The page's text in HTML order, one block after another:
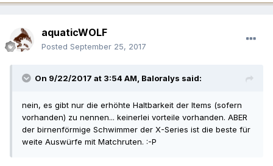
aquaticWOLF
Posted September 25, 2017
On 9/22/2017 at 3:54 AM, Baloralys said:
nein, es gibt nur die erhöhte Haltbarkeit der Items (sofern
vorhanden) zu nennen... keinerlei vorteile vorhanden. ABER
der birnenförmige Schwimmer der X-Series ist die beste für
weite Auswürfe mit Matchruten. :-P